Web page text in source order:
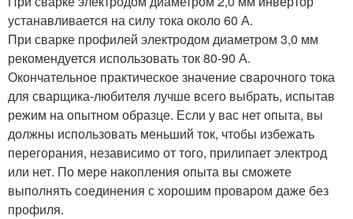
устанавливается на силу тока около 60 А.
При сварке профилей электродом диаметром 3,0 мм
рекомендуется использовать ток 80-90 А.
Окончательное практическое значение сварочного тока
для сварщика-любителя лучше всего выбрать, испытав
режим на опытном образце. Если у вас нет опыта, вы
должны использовать меньший ток, чтобы избежать
перегорания, независимо от того, прилипает электрод
или нет. По мере накопления опыта вы сможете
выполнять соединения с хорошим проваром даже без
профиля.